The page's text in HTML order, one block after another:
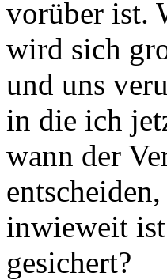
vorüber ist.
wird sich
und uns
in die ich
wann der
inwieweit
gesichert?